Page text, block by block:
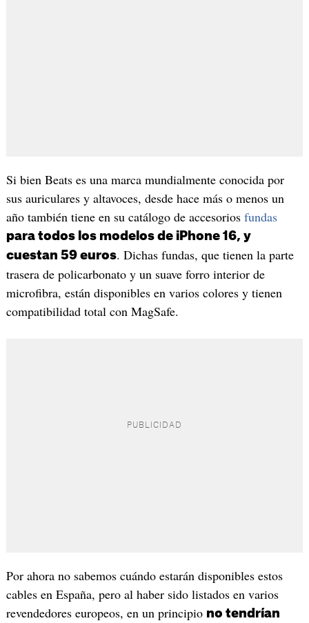
Si bien Beats es una marca mundialmente conocida por
sus auriculares y altavoces, desde hace más o menos un
año también tiene en su catálogo de accesorios fundas
para todos los modelos de iPhone 16, y
cuestan 59 euros. Dichas fundas, que tienen la parte
trasera de policarbonato y un suave forro interior de
microfibra, están disponibles en varios colores y tienen
compatibilidad total con MagSafe.
Por ahora no sabemos cuándo estarán disponibles estos
cables en España, pero al haber sido listados en varios
revendedores europeos, en un principio no tendrían